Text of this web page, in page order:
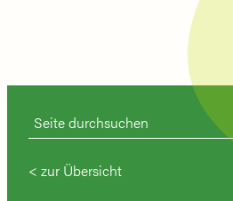
zur Übersicht